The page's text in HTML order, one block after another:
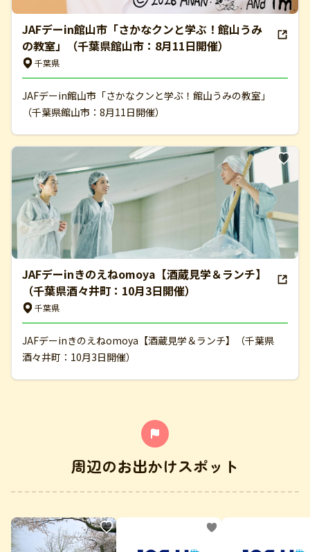
JAFデーin館山市「さかなクンと学ぶ！館山うみ
の教室」（千葉県館山市：8月11日開催）
千葉県
JAFデーin館山市「さかなクンと学ぶ！館山うみの教室」
（千葉県館山市：8月11日開催）
JAFデーinきのえねomoya【酒蔵見学＆ランチ】
（千葉県酒々井町：10月3日開催）
千葉県
JAFデーinきのえねomoya【酒蔵見学＆ランチ】（千葉県
酒々井町：10月3日開催）
周辺のお出かけスポット